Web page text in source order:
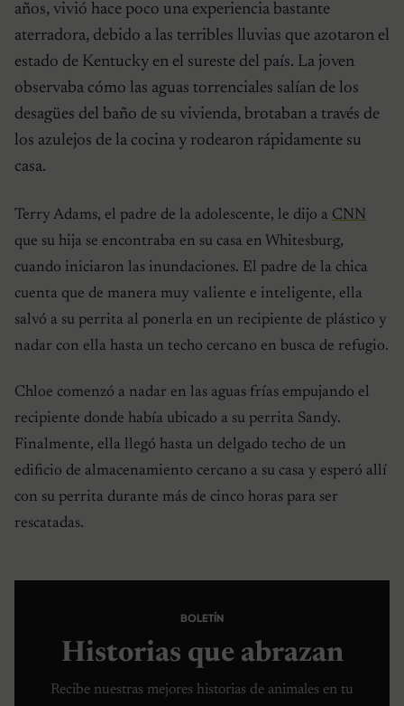
años, vivió hace poco una experiencia bastante
aterradora, debido a las terribles lluvias que azotaron el
estado de Kentucky en el sureste del país. La joven
observaba cómo las aguas torrenciales salían de los
desagües del baño de su vivienda, brotaban a través de
los azulejos de la cocina y rodearon rápidamente su
casa.
Terry Adams, el padre de la adolescente, le dijo a CNN
que su hija se encontraba en su casa en Whitesburg,
cuando iniciaron las inundaciones. El padre de la chica
cuenta que de manera muy valiente e inteligente, ella
salvó a su perrita al ponerla en un recipiente de plástico y
nadar con ella hasta un techo cercano en busca de refugio.
Chloe comenzó a nadar en las aguas frías empujando el
recipiente donde había ubicado a su perrita Sandy.
Finalmente, ella llegó hasta un delgado techo de un
edificio de almacenamiento cercano a su casa y esperó allí
con su perrita durante más de cinco horas para ser
rescatadas.
BOLETÍN
Historias que abrazan
Recibe nuestras mejores historias de animales en tu